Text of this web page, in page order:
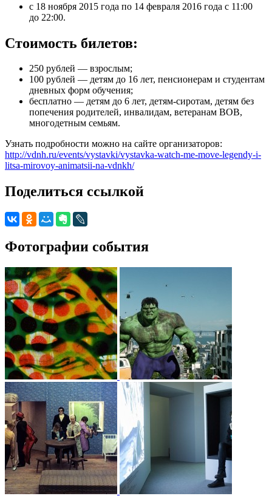
с 18 ноября 2015 года по 14 февраля 2016 года с 11:00
до 22:00.
Стоимость билетов:
250 рублей — взрослым;
100 рублей — детям до 16 лет, пенсионерам и студентам
дневных форм обучения;
бесплатно — детям до 6 лет, детям-сиротам, детям без
попечения родителей, инвалидам, ветеранам ВОВ,
многодетным семьям.
Узнать подробности можно на сайте организаторов:
http://vdnh.ru/events/vystavki/vystavka-watch-me-move-legendy-i-
litsa-mirovoy-animatsii-na-vdnkh/
Поделиться ссылкой
Фотографии события